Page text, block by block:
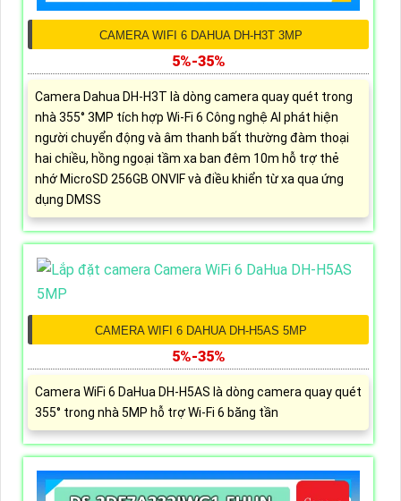
CAMERA WIFI 6 DAHUA DH-H3T 3MP
5%-35%
Camera Dahua DH-H3T là dòng camera quay quét trong
nhà 355° 3MP tích hợp Wi-Fi 6 Công nghệ AI phát hiện
người chuyển động và âm thanh bất thường đàm thoại
hai chiều, hồng ngoại tầm xa ban đêm 10m hỗ trợ thẻ
nhớ MicroSD 256GB ONVIF và điều khiển từ xa qua ứng
dụng DMSS
CAMERA WIFI 6 DAHUA DH-H5AS 5MP
5%-35%
Camera WiFi 6 DaHua DH-H5AS là dòng camera quay quét
355° trong nhà 5MP hỗ trợ Wi-Fi 6 băng tần